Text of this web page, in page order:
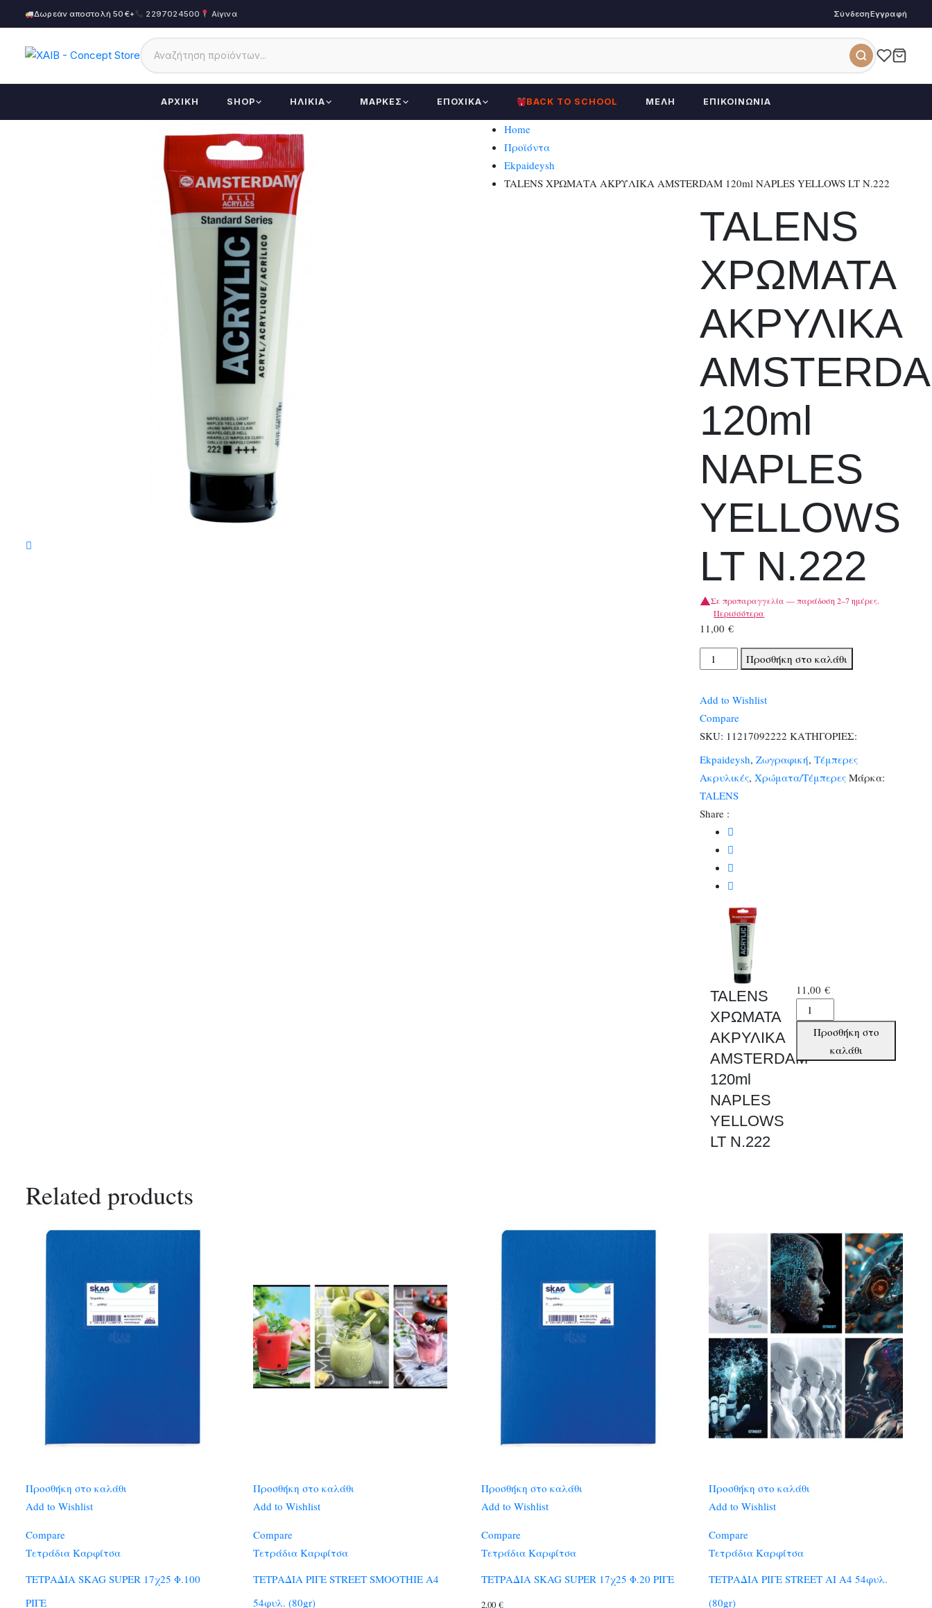
Δωρεάν αποστολή 50€+ 2297024500 Αίγινα ΣύνδεσηΕγγραφή
ΑΡΧΙΚΉ SHOP ΗΛΙΚΊΑ ΜΆΡΚΕΣ ΕΠΟΧΙΚΆ BACK TO SCHOOL ΜΈΛΗ ΕΠΙΚΟΙΝΩΝΊΑ
Home
Προϊόντα
Ekpaideysh
TALENS ΧΡΩΜΑΤΑ ΑΚΡΥΛΙΚΑ AMSTERDAM 120ml NAPLES YELLOWS LT N.222
TALENS
ΧΡΩΜΑΤΑ
ΑΚΡΥΛΙΚΑ
120ml
NAPLES
YELLOWS
LT N.222
Σε προπαραγγελία — παράδοση 2–7 ημέρες.
Περισσότερα
11,00€
TALENS
ΧΡΩΜΑΤΑ
120ml
YELLOWS
LT
N.222
ποσότητα
Προσθήκη στο καλάθι
Add to Wishlist
Compare
SKU: 11217092222 ΚΑΤΗΓΟΡΙΕΣ:
Ekpaideysh,Ζωγραφική,Τέμπερες
Ακρυλικές,Χρώματα/Τέμπερες Μάρκα:
TALENS
Share :
TALENS
ΧΡΩΜΑΤΑ
ΑΚΡΥΛΙΚΑ
AMSTERDAM
120ml
NAPLES
YELLOWS
LT N.222
11,00€
TALENS
ΧΡΩΜΑΤΑ
AMSTERDAM
Προσθήκη στο
καλάθι
Related products
Προσθήκη στο καλάθι
Add to Wishlist
Compare
Τετράδια Καρφίτσα
ΤΕΤΡΑΔΙΑ SKAG SUPER 17χ25 Φ.100
ΡΙΓΕ
Προσθήκη στο καλάθι
Add to Wishlist
Compare
Τετράδια Καρφίτσα
ΤΕΤΡΑΔΙΑ ΡΙΓΕ STREET SMOOTHIE A4
54φυλ. (80gr)
Προσθήκη στο καλάθι
Add to Wishlist
Compare
Τετράδια Καρφίτσα
ΤΕΤΡΑΔΙΑ SKAG SUPER 17χ25 Φ.20 ΡΙΓΕ
2,00 €
Προσθήκη στο καλάθι
Add to Wishlist
Compare
Τετράδια Καρφίτσα
ΤΕΤΡΑΔΙΑ ΡΙΓΕ STREET AI A4 54φυλ.
(80gr)